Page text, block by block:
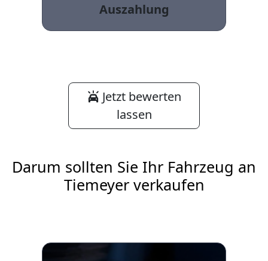
Auszahlung
Jetzt bewerten
lassen
Darum sollten Sie Ihr Fahrzeug an
Tiemeyer verkaufen